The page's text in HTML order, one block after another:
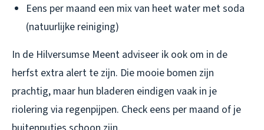
Eens per maand een mix van heet water met soda
(natuurlijke reiniging)
In de Hilversumse Meent adviseer ik ook om in de
herfst extra alert te zijn. Die mooie bomen zijn
prachtig, maar hun bladeren eindigen vaak in je
riolering via regenpijpen. Check eens per maand of je